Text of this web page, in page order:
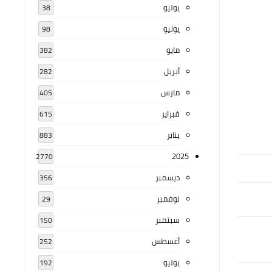
يوليو 38
يونيو 98
مايو 382
أبريل 282
مارس 405
فبراير 615
يناير 883
2025
2770
ديسمبر 356
نوفمبر 29
سبتمبر 150
أغسطس 252
يوليو 192